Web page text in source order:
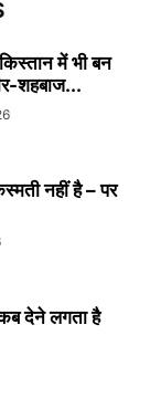
में भी बन
शहबाज...
नहीं है – पर
देने लगता है